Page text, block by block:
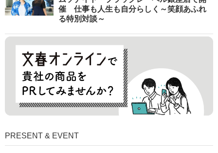
催 仕事も人生も自分らしく～笑顔あふれ
る特別対談～
PRESENT & EVENT